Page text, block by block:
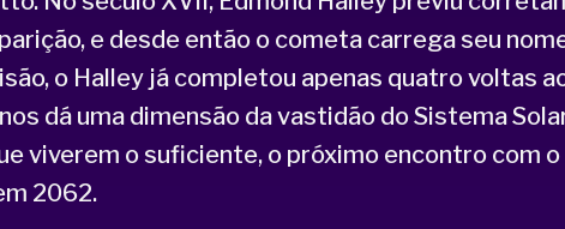
e desde então o cometa carrega seu
o Halley já completou apenas quatro voltas
dá uma dimensão da vastidão do Sistema
viverem o suficiente, o próximo encontro com
2062.